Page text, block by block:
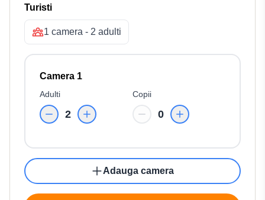
Turisti
1 camera - 2 adulti
Camera 1
Adulti
2
Copii
0
Adauga camera